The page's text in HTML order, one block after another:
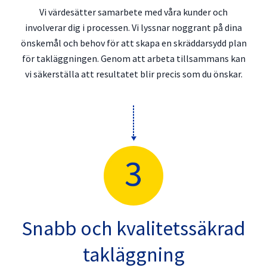
Vi värdesätter samarbete med våra kunder och
involverar dig i processen. Vi lyssnar noggrant på dina
önskemål och behov för att skapa en skräddarsydd plan
för takläggningen. Genom att arbeta tillsammans kan
vi säkerställa att resultatet blir precis som du önskar.
Snabb och kvalitetssäkrad
takläggning